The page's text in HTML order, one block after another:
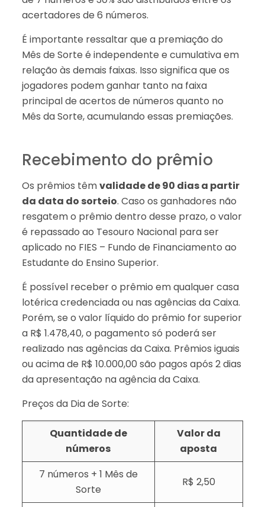
acertadores de 6 números.
É importante ressaltar que a premiação do
Mês de Sorte é independente e cumulativa em
relação às demais faixas. Isso significa que os
jogadores podem ganhar tanto na faixa
principal de acertos de números quanto no
Mês da Sorte, acumulando essas premiações.
Recebimento do prêmio
Os prêmios têmvalidade de 90 dias a partir
da data do sorteio. Caso os ganhadores não
resgatem o prêmio dentro desse prazo, o valor
é repassado ao Tesouro Nacional para ser
aplicado no FIES – Fundo de Financiamento ao
Estudante do Ensino Superior.
É possível receber o prêmio em qualquer casa
lotérica credenciada ou nas agências da Caixa.
Porém, se o valor líquido do prêmio for superior
a R$ 1.478,40, o pagamento só poderá ser
realizado nas agências da Caixa. Prêmios iguais
ou acima de R$ 10.000,00 são pagos após 2 dias
da apresentação na agência da Caixa.
Preços da Dia de Sorte:
Quantidade de
números
Valor da
aposta
7 números + 1 Mês de
Sorte
R$ 2,50